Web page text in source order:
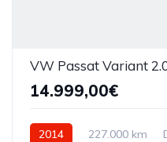
VW Passat Variant
14.999,00€
2014 227.000 km